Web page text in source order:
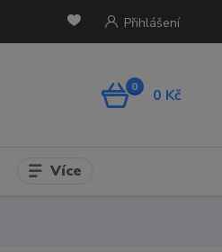
Přihlášení
0 0 Kč
Více